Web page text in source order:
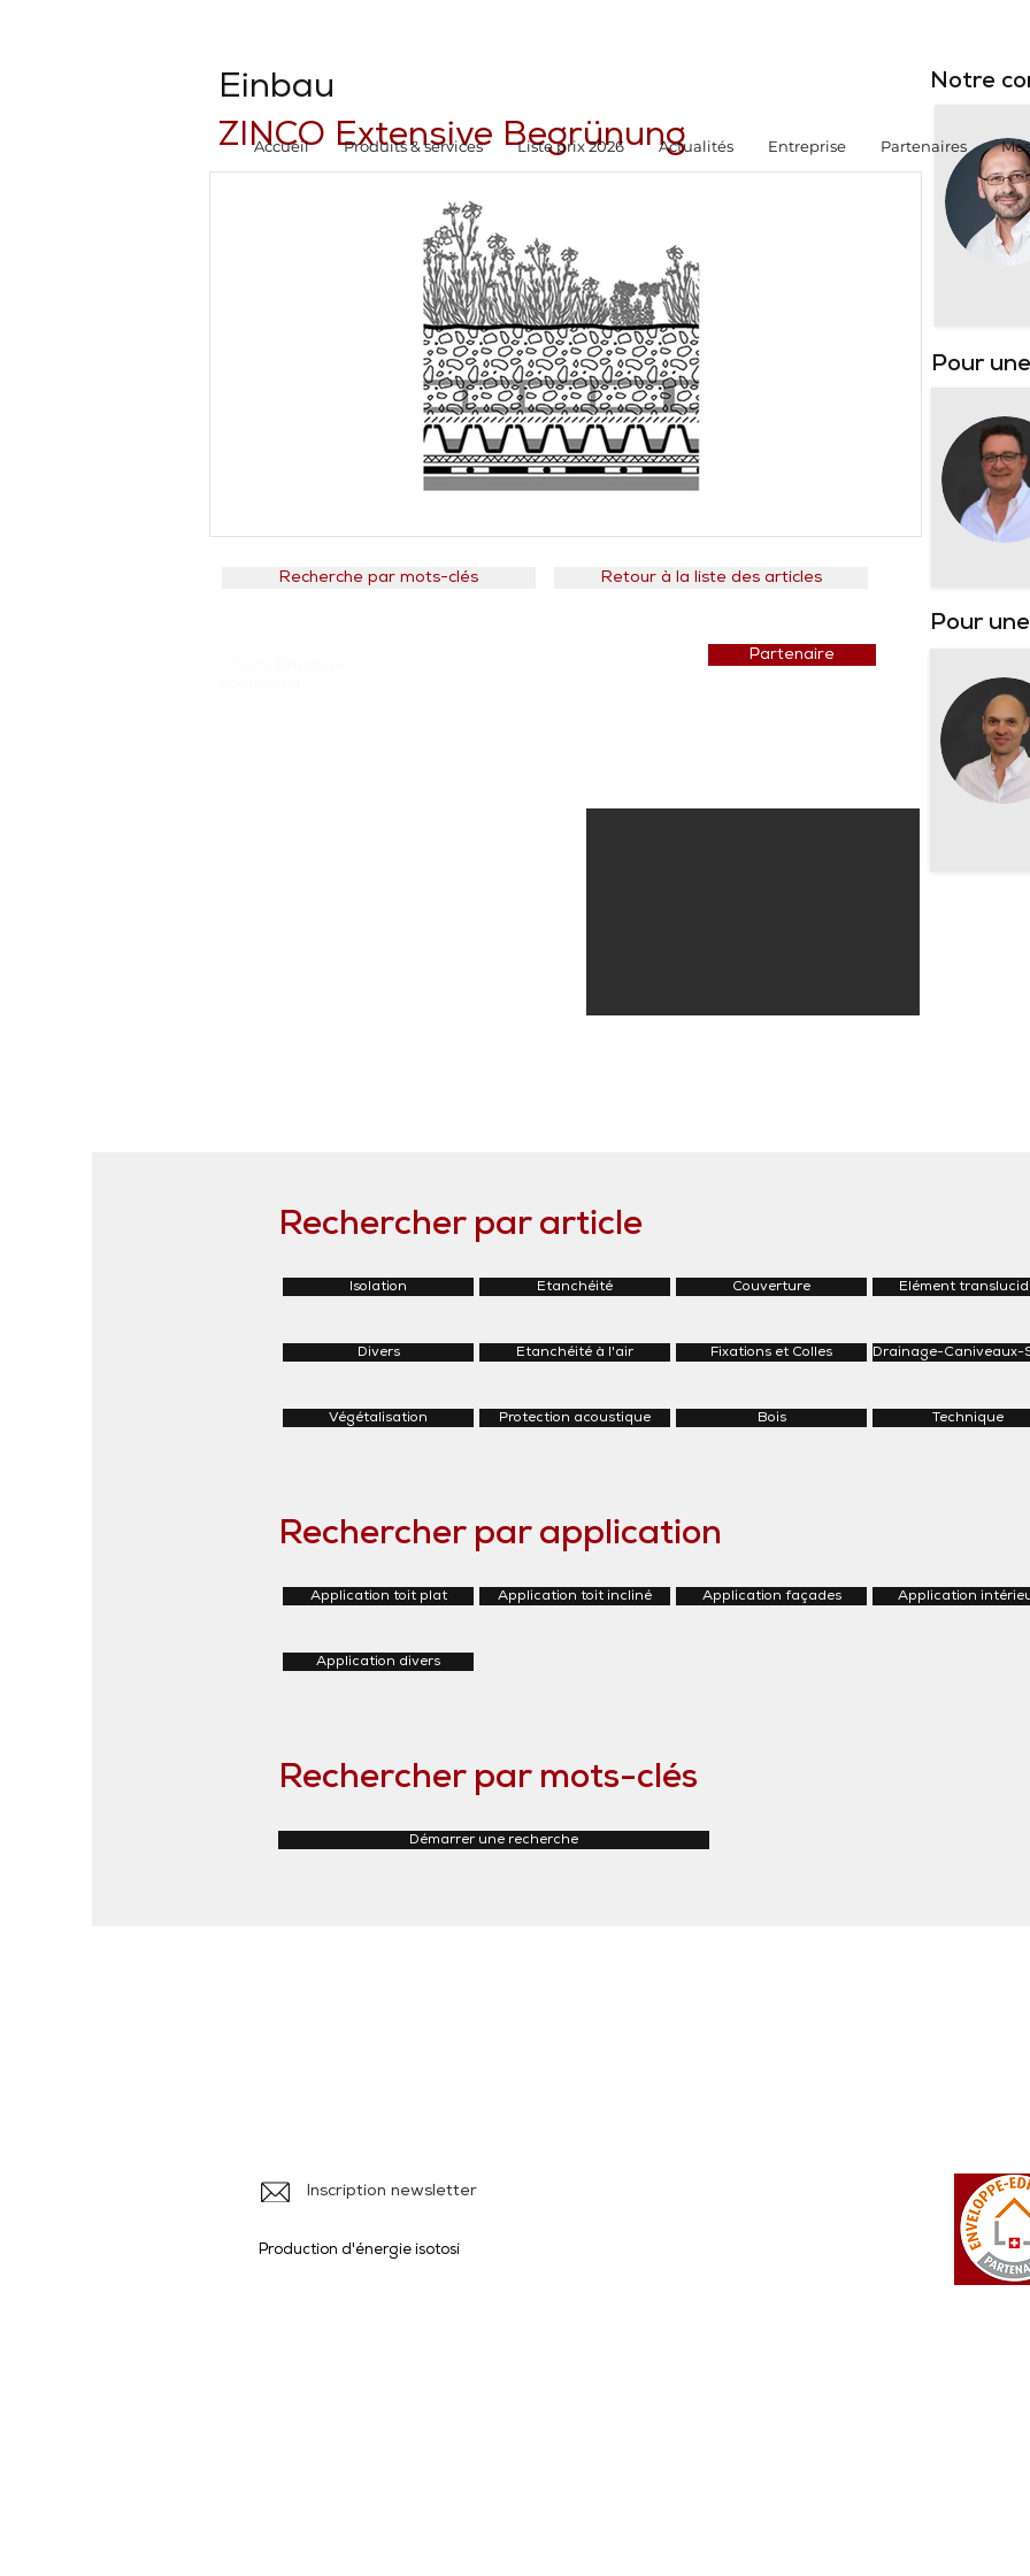
Accueil Produits & services Liste prix 2026 Actualités Entreprise Partenaires
Einbau
ZINCO Extensive Begrünung
Recherche par mots-clés Retour à la liste des articles
Partenaire
Notre
Pour
Pour
Rechercher par article
Isolation
Divers
Végétalisation
Etanchéité
Etanchéité à l'air
Protection acoustique
Couverture
Fixations et Colles
Bois
Elément
Drainage-Caniveaux-
Technique
Rechercher par application
Application toit plat
Application divers
Application toit incliné Application façades Application
Rechercher par mots-clés
Démarrer une recherche
Inscription newsletter
Production d'énergie isotosi